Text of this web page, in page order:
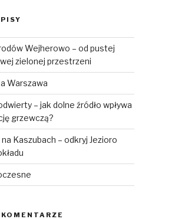
Wejherowo – od pustej
zielonej przestrzeni
Warszawa
– jak dolne źródło wpływa
grzewczą?
Kaszubach – odkryj Jezioro